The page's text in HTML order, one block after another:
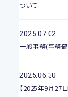
ついて
2025.07.02
一般事務(事務部
2025.06.30
【2025年9月27